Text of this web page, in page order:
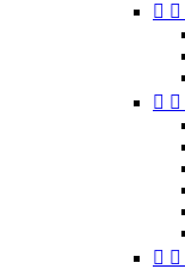
 
 
 